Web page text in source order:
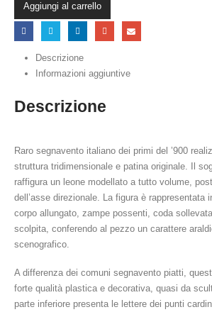
Aggiungi al carrello
Descrizione
Informazioni aggiuntive
Descrizione
Raro segnavento italiano dei primi del ’900
struttura tridimensionale e patina originale. Il
raffigura un leone modellato a tutto volume,
dell’asse direzionale. La figura è rappresentata
corpo allungato, zampe possenti, coda
scolpita, conferendo al pezzo un carattere
scenografico.
A differenza dei comuni segnavento piatti,
forte qualità plastica e decorativa, quasi da
parte inferiore presenta le lettere dei punti